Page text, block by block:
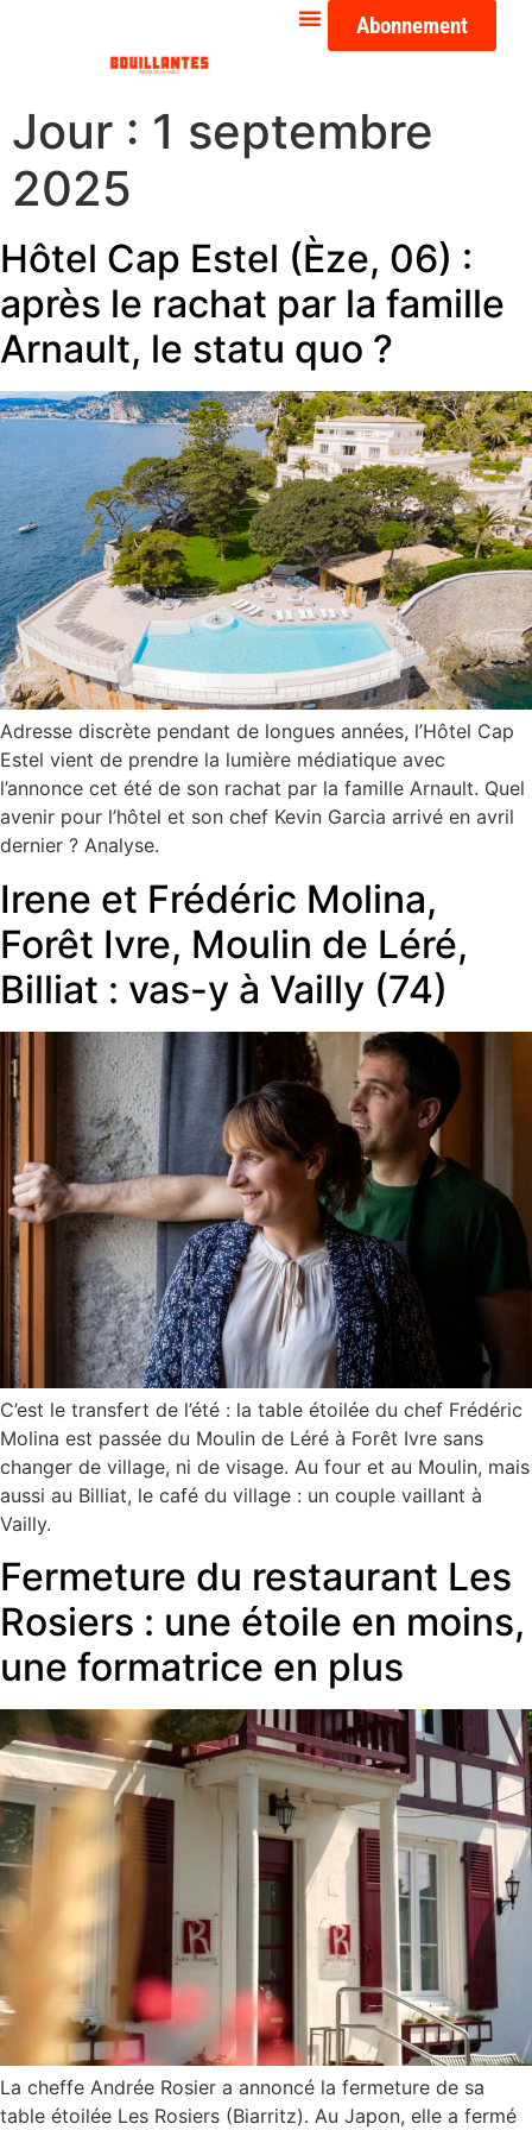
Abonnement
Jour : 1 septembre
2025
Hôtel Cap Estel (Èze, 06) :
après le rachat par la famille
Arnault, le statu quo ?
Adresse discrète pendant de longues années, l’Hôtel Cap
Estel vient de prendre la lumière médiatique avec
l’annonce cet été de son rachat par la famille Arnault. Quel
avenir pour l’hôtel et son chef Kevin Garcia arrivé en avril
dernier ? Analyse.
Irene et Frédéric Molina,
Forêt Ivre, Moulin de Léré,
Billiat : vas-y à Vailly (74)
C’est le transfert de l’été : la table étoilée du chef Frédéric
Molina est passée du Moulin de Léré à Forêt Ivre sans
changer de village, ni de visage. Au four et au Moulin, mais
aussi au Billiat, le café du village : un couple vaillant à
Vailly.
Fermeture du restaurant Les
Rosiers : une étoile en moins,
une formatrice en plus
La cheffe Andrée Rosier a annoncé la fermeture de sa
table étoilée Les Rosiers (Biarritz). Au Japon, elle a fermé